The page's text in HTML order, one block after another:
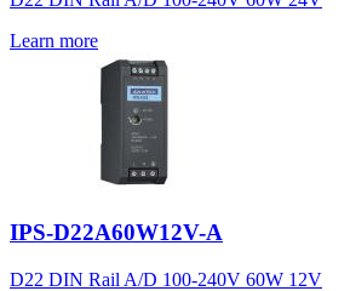
Learn more
IPS-D22A60W12V-A
D22 DIN Rail A/D 100-240V 60W 12V